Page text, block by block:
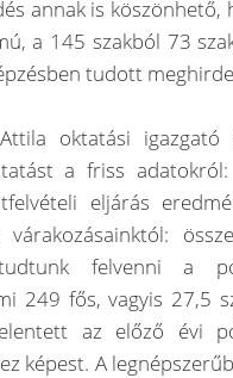
annak is köszönhető,
a 145 szakból 73
tudott
oktatási igazgató
a friss
eljárás
felvenni a
249 fős, vagyis 27,5
az előző évi
képest. A